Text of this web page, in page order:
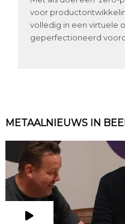
voor
volledig in een virtuele
geperfectioneerd
METAALNIEUWS IN